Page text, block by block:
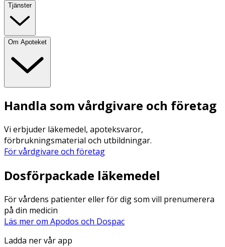
Tjänster
Om Apoteket
Handla som vårdgivare och företag
Vi erbjuder läkemedel, apoteksvaror,
förbrukningsmaterial och utbildningar.
För vårdgivare och företag
Dosförpackade läkemedel
För vårdens patienter eller för dig som vill prenumerera
på din medicin
Läs mer om Apodos och Dospac
Ladda ner vår app